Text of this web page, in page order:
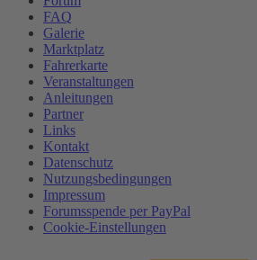
FAQ
Galerie
Marktplatz
Fahrerkarte
Veranstaltungen
Anleitungen
Partner
Links
Kontakt
Datenschutz
Nutzungsbedingungen
Impressum
Forumsspende per PayPal
Cookie-Einstellungen